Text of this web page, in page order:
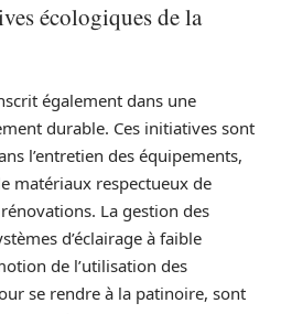
écologiques de la
également dans une
durable. Ces initiatives sont
l’entretien des équipements,
matériaux respectueux de
La gestion des
d’éclairage à faible
de l’utilisation des
se rendre à la patinoire, sont